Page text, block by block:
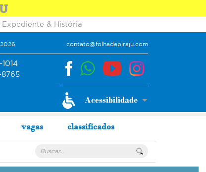
Expediente & História
contato@folhadepiraju.com
vagas classificados